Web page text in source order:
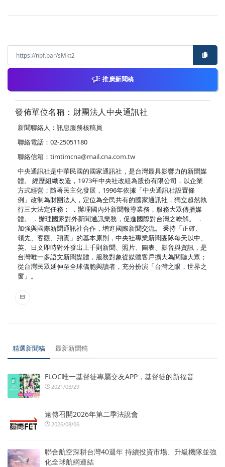
推廣新聞稿
發佈單位名稱：財團法人中央通訊社
新聞聯絡人：訊息服務核稿員
聯絡電話：02-25051180
聯絡信箱： timtimcna@mail.cna.com.tw
中央通訊社是中華民國的國家通訊社，是台灣最具影響力的新聞媒
體。 經歷組織改造，1973年中央社改組為股份有限公司，以企業
方式經營；隨著民主化發展，1996年依據「中央通訊社設置條
例」改制為財團法人，定位為全民共有的國家通訊社，獨立超然執
行三大法定任務： ．辦理國內外新聞報導業務，服務大眾傳播媒
體。 ．辦理國家對外新聞通訊業務，促進國際對台灣之瞭解。 ．
加強與國際新聞通訊社合作，增進國際新聞交流。 秉持「正確、
領先、客觀、翔實」的基本原則，中央社專業新聞團隊每天以中、
英、日文即時對外發出上千則新聞、照片、圖表、影音與資訊，是
台灣唯一多語文新聞媒體，服務對象從媒體客戶擴大為閱聽大眾；
從台灣民眾延伸至全球僑胞與讀者，充分扮演「台灣之眼，世界之
窗」。
精選新聞稿 最新新聞稿
FLOC唯一基督徒專屬交友APP，基督徒的新福音
2021/03/29
遠傳召開2026年第二季法說會
2026/08/06
聯合航空深耕台灣40週年 持續投資市場、升級機隊並強
化全球航網連結